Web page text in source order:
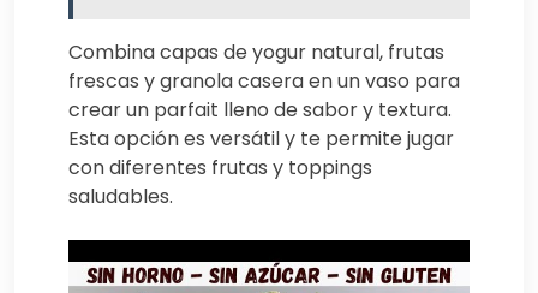
Combina capas de yogur natural, frutas
frescas y granola casera en un vaso para
crear un parfait lleno de sabor y textura.
Esta opción es versátil y te permite jugar
con diferentes frutas y toppings
saludables.